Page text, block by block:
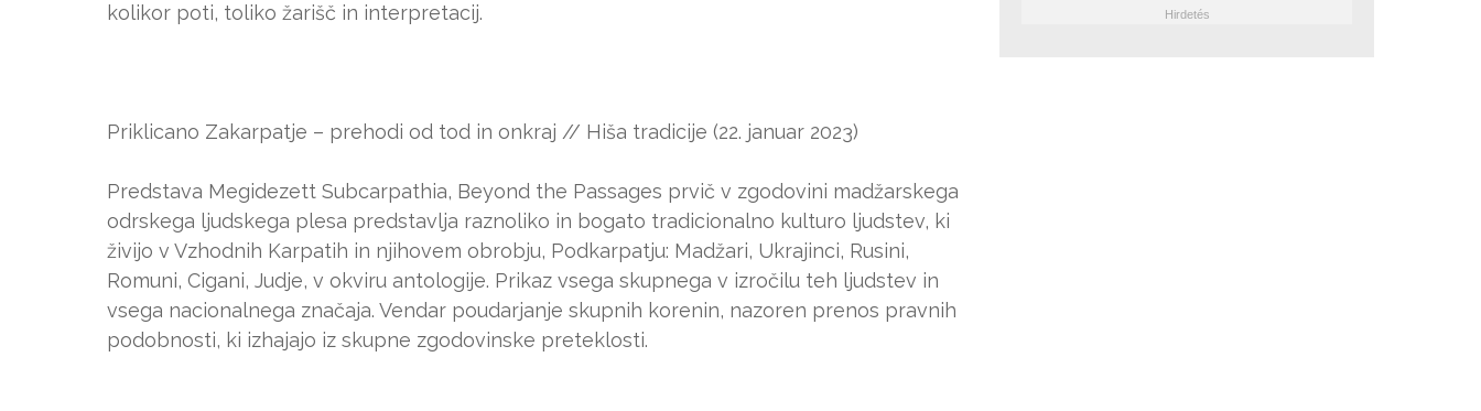
kolikor poti, toliko žarišč in interpretacij.
Priklicano Zakarpatje – prehodi od tod in onkraj // Hiša tradicije (22. januar 2023)
Predstava Megidezett Subcarpathia, Beyond the Passages prvič v zgodovini madžarskega
odrskega ljudskega plesa predstavlja raznoliko in bogato tradicionalno kulturo ljudstev, ki
živijo v Vzhodnih Karpatih in njihovem obrobju, Podkarpatju: Madžari, Ukrajinci, Rusini,
Romuni, Cigani, Judje, v okviru antologije. Prikaz vsega skupnega v izročilu teh ljudstev in
vsega nacionalnega značaja. Vendar poudarjanje skupnih korenin, nazoren prenos pravnih
podobnosti, ki izhajajo iz skupne zgodovinske preteklosti.